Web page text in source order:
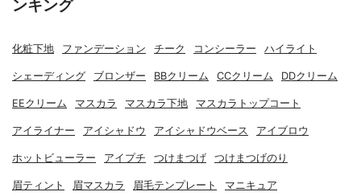
ンキング
化粧下地 ファンデーション チーク コンシーラー ハイライト
シェーディング ブロンザー BBクリーム CCクリーム DDクリーム
EEクリーム マスカラ マスカラ下地 マスカラトップコート
アイライナー アイシャドウ アイシャドウベース アイブロウ
ホットビューラー アイプチ つけまつげ つけまつげのり
眉ティント 眉マスカラ 眉毛テンプレート マニキュア